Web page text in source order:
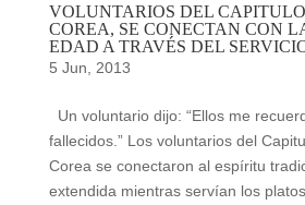
VOLUNTARIOS DEL
COREA, SE CONECTAN CON
EDAD A TRAVÉS DEL
5 Jun, 2013
Un voluntario dijo: “Ellos me
fallecidos.” Los voluntarios del
Corea se conectaron al espíritu
extendida mientras servían los